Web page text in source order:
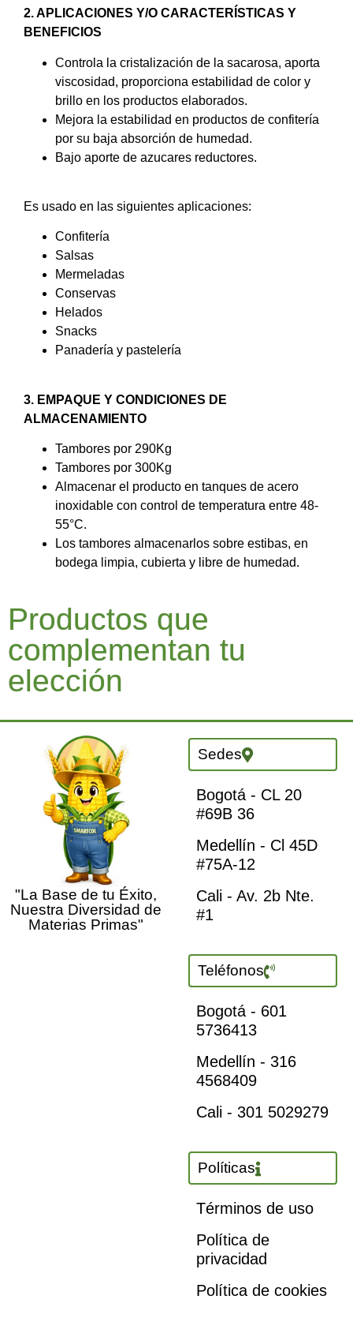
2. APLICACIONES Y/O CARACTERÍSTICAS Y
BENEFICIOS
Controla la cristalización de la sacarosa, aporta
viscosidad, proporciona estabilidad de color y
brillo en los productos elaborados.
Mejora la estabilidad en productos de confitería
por su baja absorción de humedad.
Bajo aporte de azucares reductores.
Es usado en las siguientes aplicaciones:
Confitería
Salsas
Mermeladas
Conservas
Helados
Snacks
Panadería y pastelería
3. EMPAQUE Y CONDICIONES DE
ALMACENAMIENTO
Tambores por 290Kg
Tambores por 300Kg
Almacenar el producto en tanques de acero
inoxidable con control de temperatura entre 48-
55°C.
Los tambores almacenarlos sobre estibas, en
bodega limpia, cubierta y libre de humedad.
Productos que
complementan tu
elección
"La Base de tu Éxito,
Nuestra Diversidad de
Materias Primas"
Sedes
Bogotá - CL 20
#69B 36
Medellín - Cl 45D
#75A-12
Cali - Av. 2b Nte.
#1
Teléfonos
Bogotá - 601
5736413
Medellín - 316
4568409
Cali - 301 5029279
Políticas
Términos de uso
Política de
privacidad
Política de cookies